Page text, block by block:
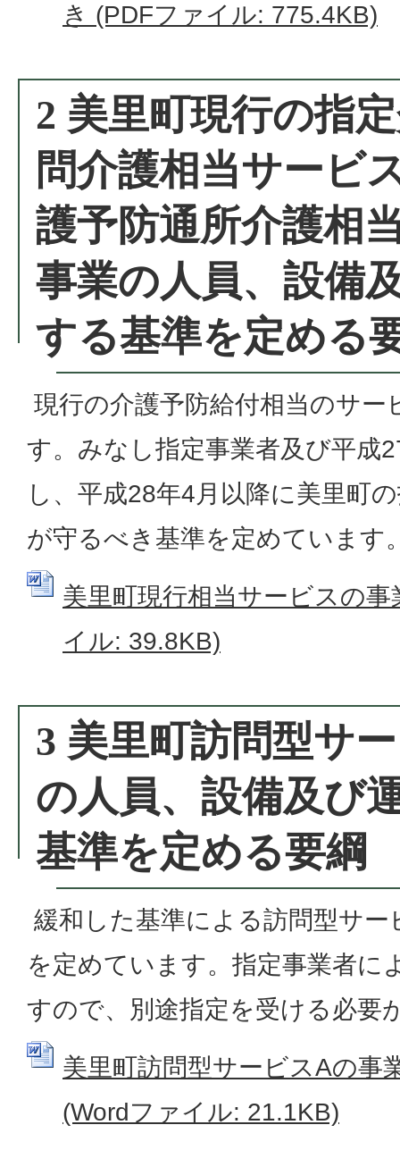
き (PDFファイル: 775.4KB)
2 美里町現行の指
問介護相当サービ
護予防通所介護相
事業の人員、設備
する基準を定める
現行の介護予防給付相当のサー
す。みなし指定事業者及び平成
し、平成28年4月以降に美里町
が守るべき基準を定めています
美里町現行相当サービスの
イル: 39.8KB)
3 美里町訪問型サ
の人員、設備及び
基準を定める要綱
緩和した基準による訪問型サ
を定めています。指定事業者に
すので、別途指定を受ける必要
美里町訪問型サービスAの事
(Wordファイル: 21.1KB)